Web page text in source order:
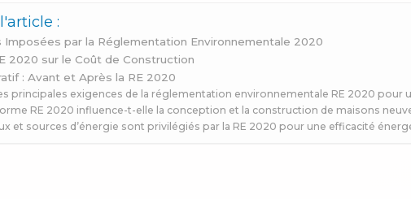
:
Imposées par la Réglementation Environnementale 2020
2020 sur le Coût de Construction
: Avant et Après la RE 2020
principales exigences de la réglementation environnementale RE 2020 pour
RE 2020 influence-t-elle la conception et la construction de maisons
et sources d’énergie sont privilégiés par la RE 2020 pour une efficacité